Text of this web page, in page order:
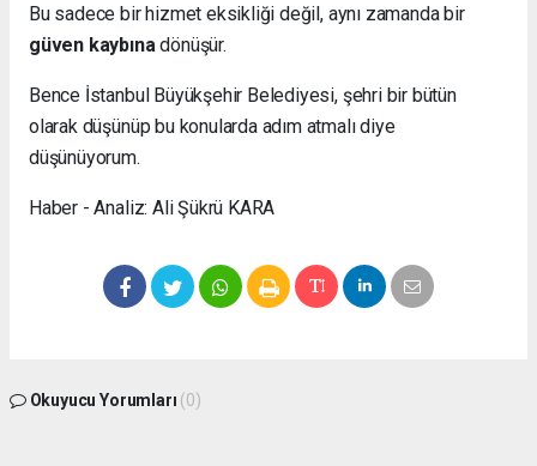
Bu sadece bir hizmet eksikliği değil, aynı zamanda bir
güven kaybınadönüşür.
Bence İstanbul Büyükşehir Belediyesi, şehri bir bütün
olarak düşünüp bu konularda adım atmalı diye
düşünüyorum.
Haber - Analiz: Ali Şükrü KARA
Okuyucu Yorumları (0)